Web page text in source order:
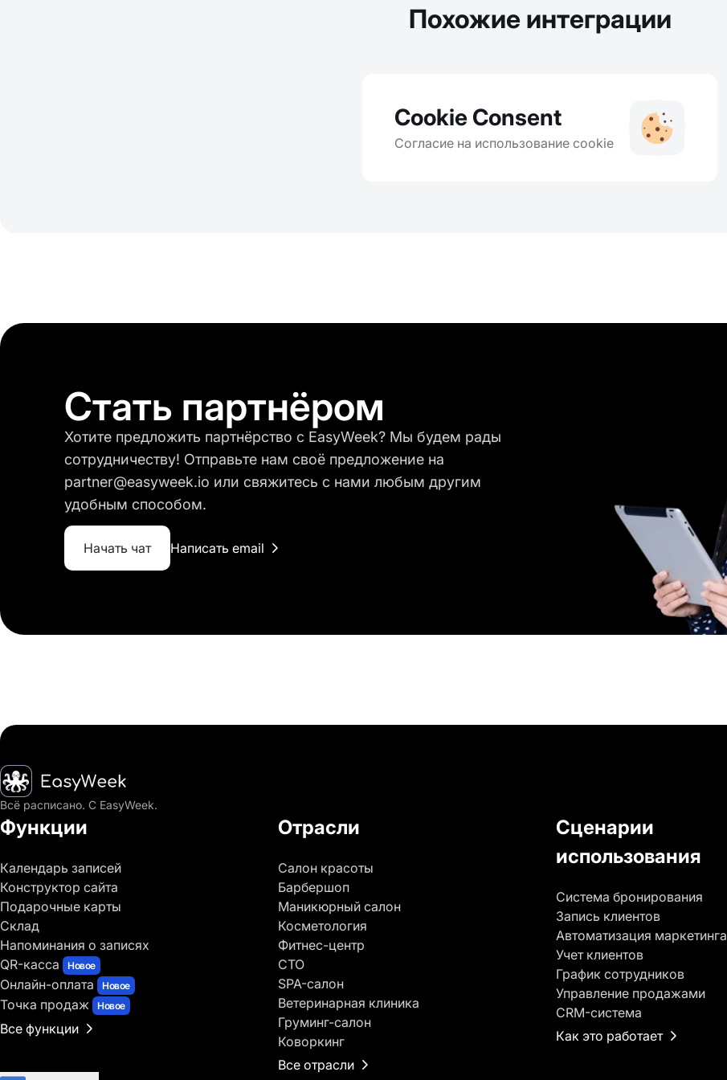
Похожие интеграции
Cookie Consent
Согласие на использование cookie
Стать партнёром
Хотите предложить партнёрство с EasyWeek? Мы будем рады
сотрудничеству! Отправьте нам своё предложение на
partner@easyweek.io или свяжитесь с нами любым другим
удобным способом.
Начать чат Написать email
Главная
Всё расписано. С EasyWeek.
Функции
Календарь записей
Конструктор сайта
Подарочные карты
Склад
Напоминания о записях
QR-касса
Новое
Онлайн-оплата Новое
Точка продаж Новое
Все функции
Отрасли
Салон красоты
Барбершоп
Маникюрный салон
Косметология
Фитнес-центр
СТО
SPA-салон
Ветеринарная клиника
Груминг-салон
Коворкинг
Все отрасли
Сценарии
использования
Система бронирования
Запись клиентов
Автоматизация маркетинга
Учет клиентов
График сотрудников
Управление продажами
CRM-система
Как это работает